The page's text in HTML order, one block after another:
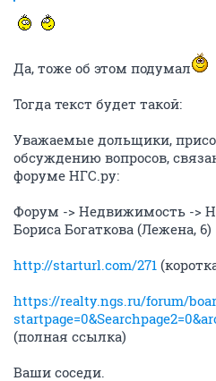
Да, тоже об этом подумал
Тогда текст будет такой:
Уважаемые дольщики,
обсуждению вопросов,
форуме НГС.ру:
Форум -> Недвижимость ->
Бориса Богаткова (Лежена, 6)
http://starturl.com/271
https://realty.ngs.ru/forum/
(полная ссылка)
Ваши соседи.